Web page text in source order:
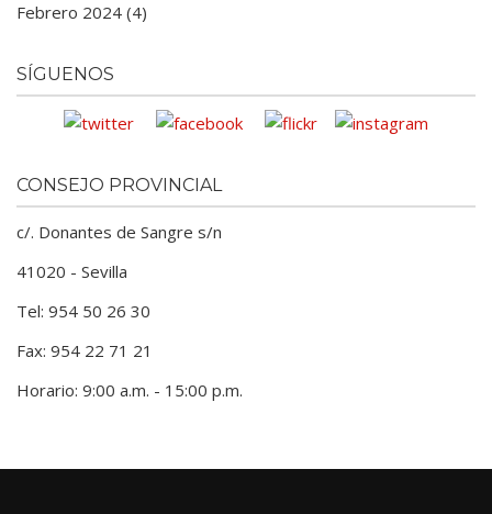
Febrero 2024 (4)
SÍGUENOS
CONSEJO PROVINCIAL
c/. Donantes de Sangre s/n
41020 - Sevilla
Tel: 954 50 26 30
Fax: 954 22 71 21
Horario: 9:00 a.m. - 15:00 p.m.